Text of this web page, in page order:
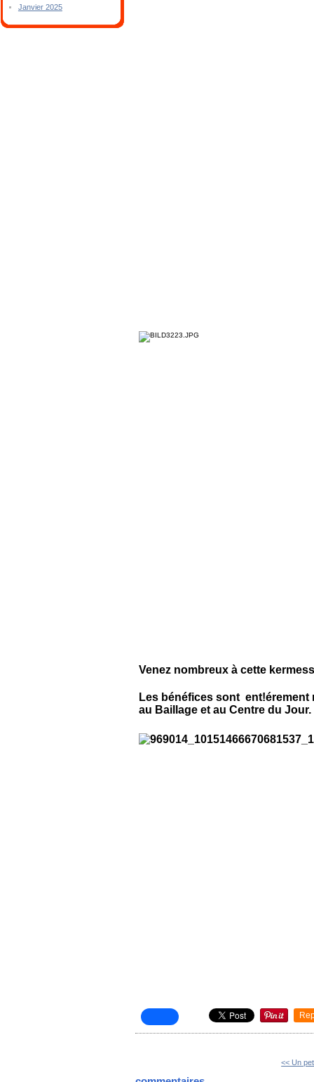
Janvier 2025
Venez nombreux à cette
Les bénéfices sont
au Baillage et au Centre du Jour.
<< Un